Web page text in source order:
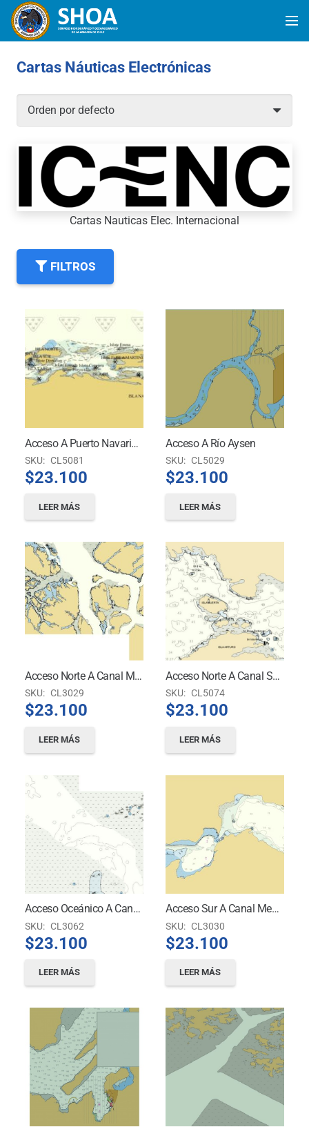
Cartas Náuticas Electrónicas
Cartas Nauticas Elec. Internacional
FILTROS
Acceso A Puerto Navarino, Bahía Honda Y Caleta Lewaia
SKU: CL5081
$23.100
LEER MÁS
Acceso A Río Aysen
SKU: CL5029
$23.100
LEER MÁS
Acceso Norte A Canal Messier – Boca De Canales A Isla Van Der Meulen
SKU: CL3029
$23.100
LEER MÁS
Acceso Norte A Canal Santa María Y Angostura White
SKU: CL5074
$23.100
LEER MÁS
Acceso Oceánico A Canal Fallos
SKU: CL3062
$23.100
LEER MÁS
Acceso Sur A Canal Messier Isla Van Der Meulen A Paso Del Indio
SKU: CL3030
$23.100
LEER MÁS